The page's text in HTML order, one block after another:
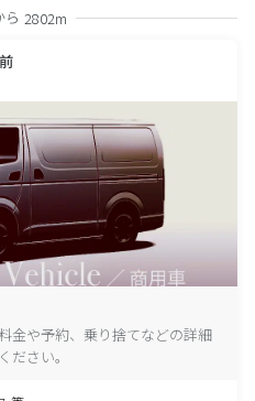
ら 2802m
金や予約、乗り捨てなどの詳細
ださい。